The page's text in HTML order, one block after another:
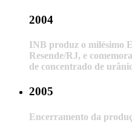
2004
INB produz o milésimo
Resende/RJ, e
de concentrado de
2005
Encerramento da